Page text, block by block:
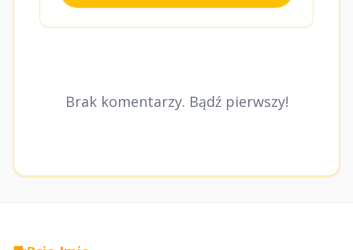
Brak komentarzy. Bądź pierwszy!